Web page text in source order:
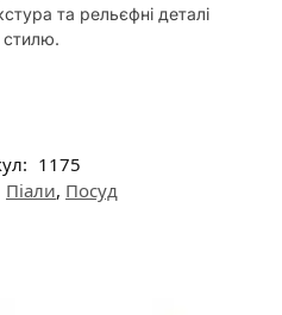
та рельєфні деталі
стилю.
1175
Піали, Посуд